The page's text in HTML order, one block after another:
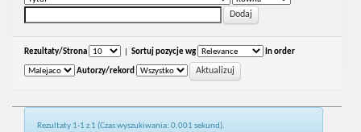
Rezultaty/Strona Sortuj pozycje wg In order
Autorzy/rekord
Rezultaty 1-1 z 1 (Czas wyszukiwania: 0.001 sekund).